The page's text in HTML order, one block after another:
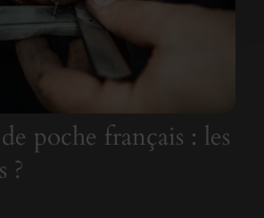
poche français : les
?